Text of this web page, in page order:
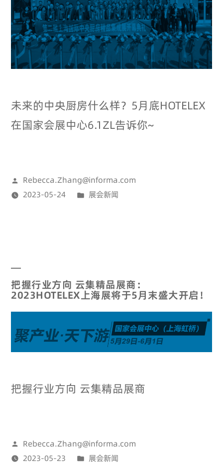
未来的中央厨房什么样？5月底HOTELEX
在国家会展中心6.1ZL告诉你~
Rebecca.Zhang@informa.com
2023-05-24
展会新闻
把握行业方向 云集精品展商：
2023HOTELEX上海展将于5月末盛大开启！
把握行业方向 云集精品展商
Rebecca.Zhang@informa.com
2023-05-23
展会新闻